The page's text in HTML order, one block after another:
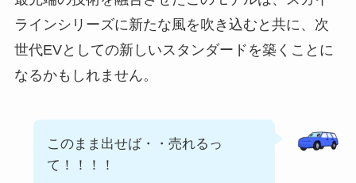
ラインシリーズに新たな風を吹き込むと共に、次
世代EVとしての新しいスタンダードを築くことに
なるかもしれません。
このまま出せば・・売れるっ
て！！！！